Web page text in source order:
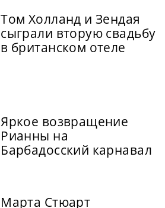
Том Холланд и Зендая
сыграли вторую свадьбу
в британском отеле
Яркое возвращение
Рианны на
Барбадосский карнавал
Марта Стюарт